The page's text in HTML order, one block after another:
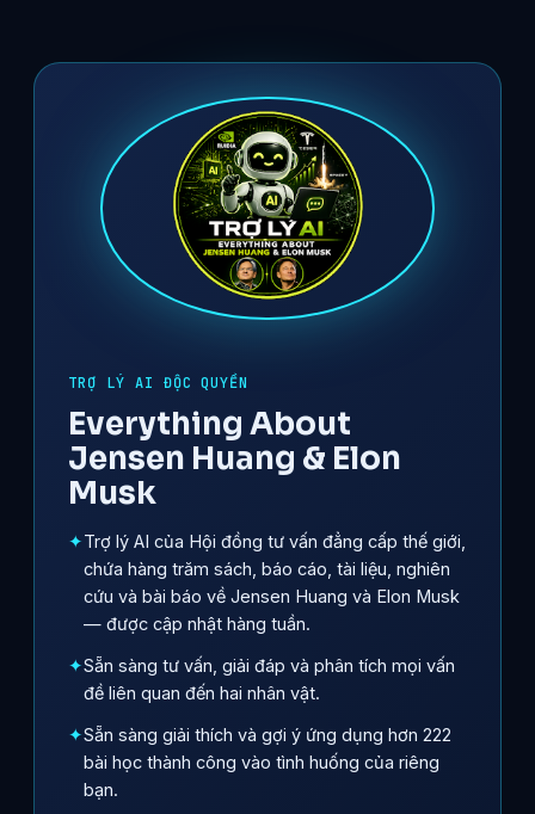
TRỢ LÝ AI ĐỘC QUYỀN
Everything About
Jensen Huang & Elon
Musk
Trợ lý AI của Hội đồng tư vấn đẳng cấp thế giới,
chứa hàng trăm sách, báo cáo, tài liệu, nghiên
cứu và bài báo về Jensen Huang và Elon Musk
— được cập nhật hàng tuần.
Sẵn sàng tư vấn, giải đáp và phân tích mọi vấn
đề liên quan đến hai nhân vật.
Sẵn sàng giải thích và gợi ý ứng dụng hơn 222
bài học thành công vào tình huống của riêng
bạn.